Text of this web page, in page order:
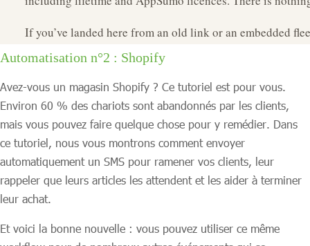
Automatisation n°2 : Shopify
Avez-vous un magasin Shopify ? Ce tutoriel est pour vous.
Environ 60 % des chariots sont abandonnés par les clients,
mais vous pouvez faire quelque chose pour y remédier. Dans
ce tutoriel, nous vous montrons comment envoyer
automatiquement un SMS pour ramener vos clients, leur
rappeler que leurs articles les attendent et les aider à terminer
leur achat.
Et voici la bonne nouvelle : vous pouvez utiliser ce même